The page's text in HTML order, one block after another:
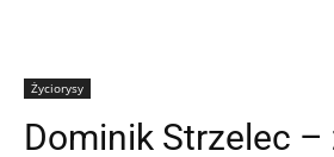
Życiorysy
Dominik Strzelec –